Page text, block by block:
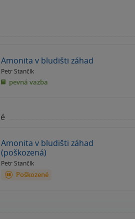
Amonita v bludišti záhad
Petr Stančík
pevná vazba
Amonita v bludišti záhad
(poškozená)
Petr Stančík
Poškozené